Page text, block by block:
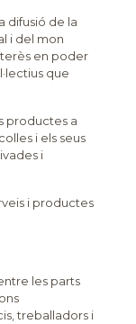
difusió de la
i del mon
en poder
que
productes a
i els seus
i
i productes
les parts
treballadors i